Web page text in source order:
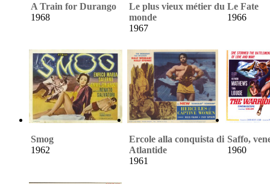
A Train for Durango
1968
Le plus vieux métier du
monde
1967
Le Fate
1966
Smog
1962
Ercole alla conquista di
Atlantide
1961
Saffo,
1960